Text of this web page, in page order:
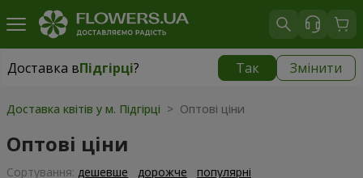
Доставка вПідгірці? Так Змінити
Доставка вПідгірці|
Доставка квітів у м. Підгірці > Оптові ціни
Оптові ціни
Сортування: дешевше дорожче популярні